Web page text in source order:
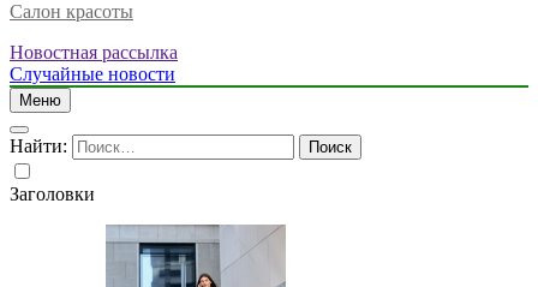
Салон красоты
Новостная рассылка
Случайные новости
Меню
Найти:
Заголовки